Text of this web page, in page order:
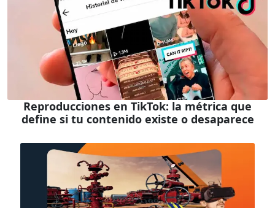
Reproducciones en TikTok: la métrica que
define si tu contenido existe o desaparece